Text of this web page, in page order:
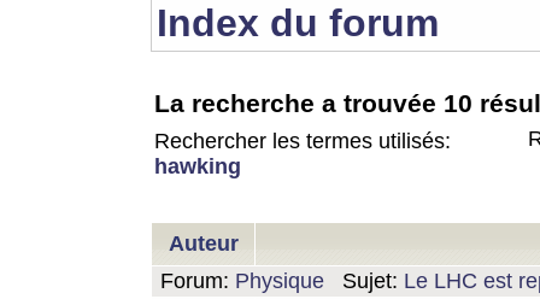
Index du forum
La recherche a trouvée 10
Rechercher les termes utilisés:
hawking
Auteur
Forum: Physique Sujet: Le LHC est